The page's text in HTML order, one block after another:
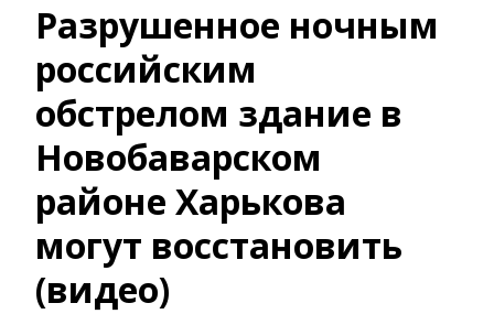
Разрушенное ночным
российским
обстрелом здание в
Новобаварском
районе Харькова
могут восстановить
(видео)